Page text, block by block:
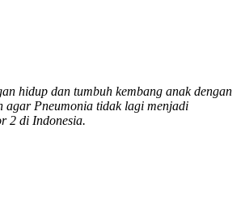
hidup dan tumbuh kembang anak dengan
agar Pneumonia tidak lagi menjadi
2 di Indonesia.